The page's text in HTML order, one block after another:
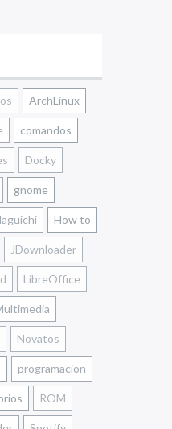
ArchLinux
comandos
Docky
gnome
How to
JDownloader
LibreOffice
Novatos
programacion
ROM